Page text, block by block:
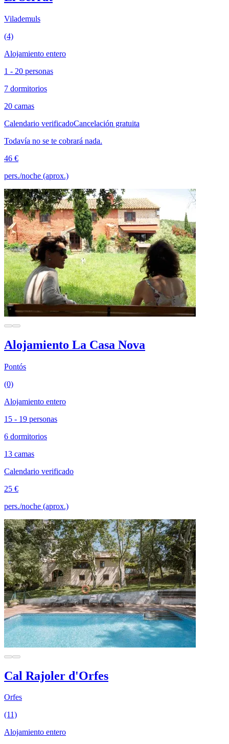
Vilademuls
(4)
Alojamiento entero
1 - 20 personas
7 dormitorios
20 camas
Calendario verificadoCancelación gratuita
Todavía no se te cobrará nada.
46 €
pers./noche (aprox.)
Alojamiento La Casa Nova
Pontós
(0)
Alojamiento entero
15 - 19 personas
6 dormitorios
13 camas
Calendario verificado
25 €
pers./noche (aprox.)
Cal Rajoler d'Orfes
Orfes
(11)
Alojamiento entero